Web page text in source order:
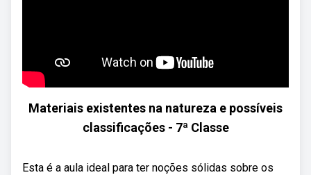
Materiais existentes na natureza e possíveis
classificações - 7ª Classe
Esta é a aula ideal para ter noções sólidas sobre os